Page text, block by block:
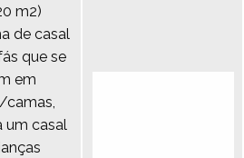
m2)
de casal
que se
em
um casal